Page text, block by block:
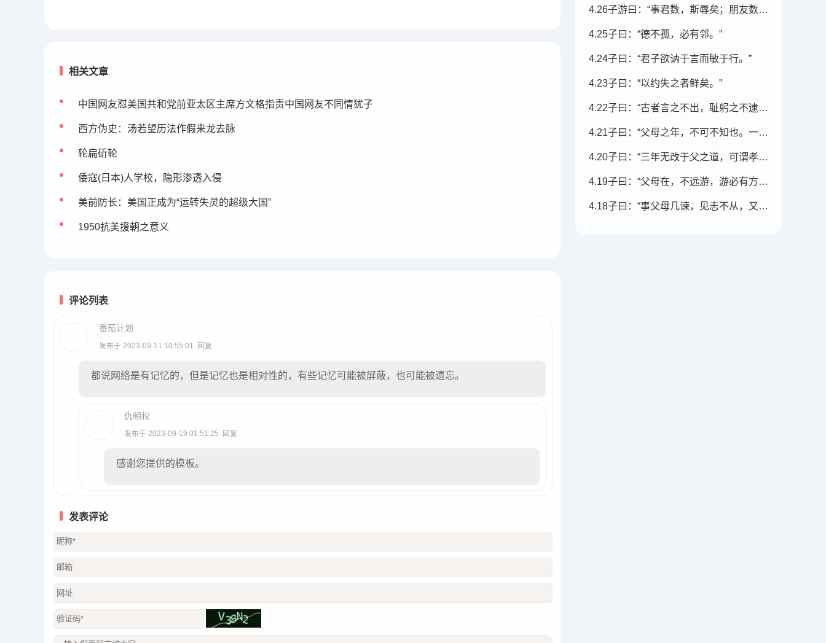
相关文章
中国网友怼美国共和党前亚太区主席方文格指责中国网友不同情犹子
西方伪史：汤若望历法作假来龙去脉
轮扁斫轮
倭寇(日本)人学校，隐形渗透入侵
美前防长：美国正成为“运转失灵的超级大国”
1950抗美援朝之意义
评论列表
番茄计划
发布于 2023-09-11 10:55:01 回复
都说网络是有记忆的，但是记忆也是相对性的，有些记忆可能被屏蔽，也可能被遗忘。
仇朝权
发布于 2023-09-19 01:51:25 回复
感谢您提供的模板。
发表评论
4.26子游曰：“事君数，斯辱矣；朋友数，斯疏矣。
4.25子曰：“德不孤，必有邻。”
4.24子曰：“君子欲讷于言而敏于行。”
4.23子曰：“以约失之者鲜矣。”
4.22子曰：“古者言之不出，耻躬之不逮也。
4.21子曰：“父母之年，不可不知也。一则以喜，一则以惧。
4.20子曰：“三年无改于父之道，可谓孝矣。”
4.19子曰：“父母在，不远游，游必有方。”
4.18子曰：“事父母几谏，见志不从，又敬不违，劳而不怨。”